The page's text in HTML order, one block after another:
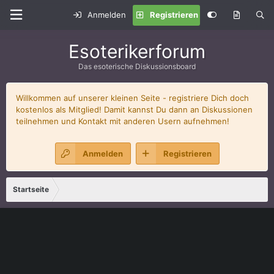
Anmelden Registrieren
Esoterikerforum
Das esoterische Diskussionsboard
Willkommen auf unserer kleinen Seite - registriere Dich doch
kostenlos als Mitglied! Damit kannst Du dann an Diskussionen
teilnehmen und Kontakt mit anderen Usern aufnehmen!
Anmelden Registrieren
Startseite